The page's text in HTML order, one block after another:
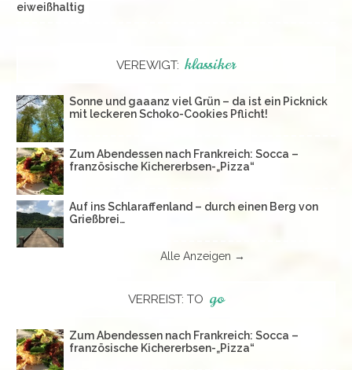
eiweißhaltig
VEREWIGT: klassiker
Sonne und gaaanz viel Grün – da ist ein Picknick
mit leckeren Schoko-Cookies Pflicht!
Zum Abendessen nach Frankreich: Socca –
französische Kichererbsen-„Pizza“
Auf ins Schlaraffenland – durch einen Berg von
Grießbrei…
Alle Anzeigen →
VERREIST: TO go
Zum Abendessen nach Frankreich: Socca –
französische Kichererbsen-„Pizza“